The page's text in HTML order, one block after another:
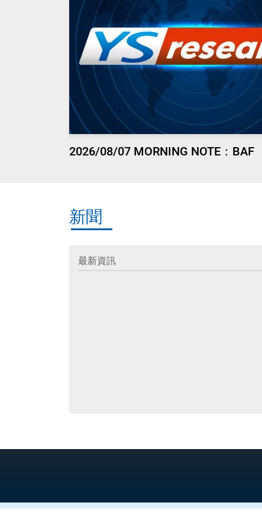
2026/08/07 MORNING NOTE：BAF
新聞
最新資訊